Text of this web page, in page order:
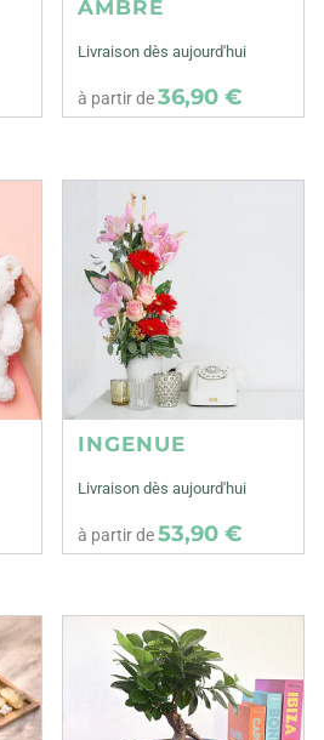
AMBRE
Livraison dès aujourd'hui
à partir de36,90 €
INGENUE
Livraison dès aujourd'hui
à partir de53,90 €